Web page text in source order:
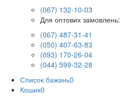
(067) 132-10-03
Для оптових замовлень:
(067) 487-31-41
(050) 407-63-83
(093) 170-26-04
(044) 599-32-28
Список бажань0
Кошик0